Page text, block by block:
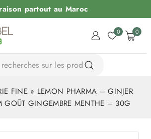
partout au Maroc
0 0
FINE» LEMON PHARMA – GINJER
GOÛT GINGEMBRE MENTHE – 30G